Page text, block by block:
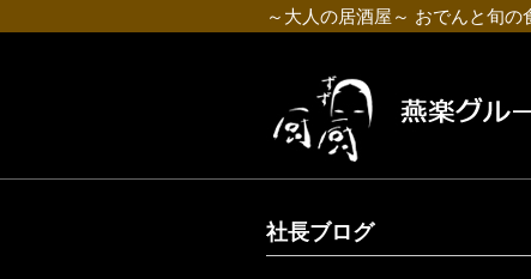
～大人の居酒屋～ おでんと旬
社長ブログ